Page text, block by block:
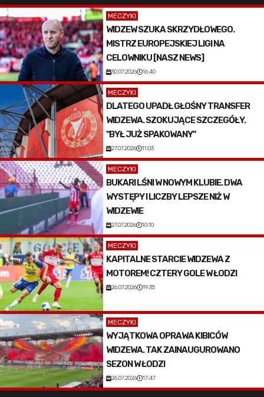
MECZYKI
WIDZEW SZUKA SKRZYDŁOWEGO.
MISTRZ EUROPEJSKIEJ LIGI NA
CELOWNIKU [NASZ NEWS]
30.07.2026 16:40
MECZYKI
DLATEGO UPADŁ GŁOŚNY TRANSFER
WIDZEWA. SZOKUJĄCE SZCZEGÓŁY.
"BYŁ JUŻ SPAKOWANY"
27.07.2026 11:03
MECZYKI
BUKARI LŚNI W NOWYM KLUBIE. DWA
WYSTĘPY I LICZBY LEPSZE NIŻ W
WIDZEWIE
27.07.2026 10:10
MECZYKI
KAPITALNE STARCIE WIDZEWA Z
MOTOREM! CZTERY GOLE W ŁODZI
26.07.2026 19:35
MECZYKI
WYJĄTKOWA OPRAWA KIBICÓW
WIDZEWA. TAK ZAINAUGUROWANO
SEZON W ŁODZI
26.07.2026 17:47